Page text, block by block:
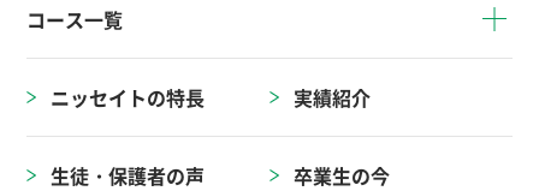
コース一覧
ニッセイトの特長 実績紹介
生徒・保護者の声 卒業生の今